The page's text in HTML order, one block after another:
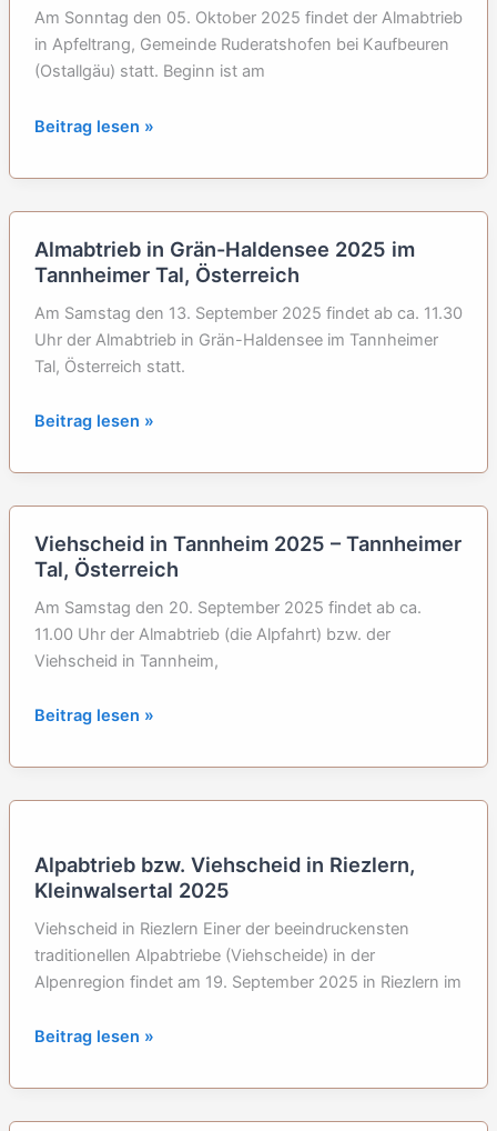
2025
Am Sonntag den 05. Oktober 2025 findet der Almabtrieb
in Apfeltrang, Gemeinde Ruderatshofen bei Kaufbeuren
(Ostallgäu) statt. Beginn ist am
Almabtrieb
Apfeltrang
Beitrag lesen »
Almabtrieb in Grän-Haldensee 2025 im
Tannheimer Tal, Österreich
Am Samstag den 13. September 2025 findet ab ca. 11.30
Uhr der Almabtrieb in Grän-Haldensee im Tannheimer
Tal, Österreich statt.
Almabtrieb
Grän-
im
Tannheimer
Tal,
Österreich
Beitrag lesen »
Viehscheid in Tannheim 2025 – Tannheimer
Tal, Österreich
Am Samstag den 20. September 2025 findet ab ca.
11.00 Uhr der Almabtrieb (die Alpfahrt) bzw. der
Viehscheid in Tannheim,
Viehscheid
Tannheim
Tal,
Österreich
Beitrag lesen »
Alpabtrieb bzw. Viehscheid in Riezlern,
Kleinwalsertal 2025
Viehscheid in Riezlern Einer der beeindruckensten
traditionellen Alpabtriebe (Viehscheide) in der
Alpenregion findet am 19. September 2025 in Riezlern im
Alpabtrieb
Viehscheid
Beitrag lesen »